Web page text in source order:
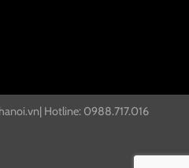
Hotline: 0988.717.016